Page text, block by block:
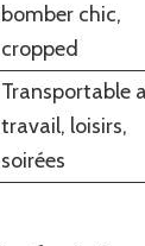
bomber chic,
cropped
Transportable
travail, loisirs,
soirées